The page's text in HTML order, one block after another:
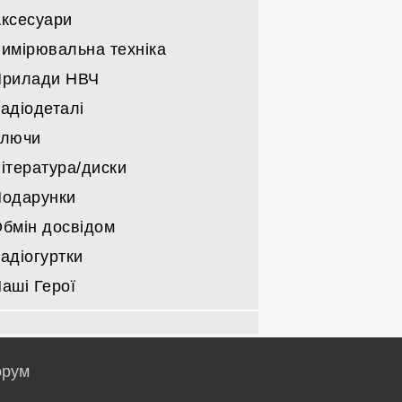
Деталі для підсилювачів
Інші радіо лампи
техніка
НВЧ
диски
досвідом
Герої